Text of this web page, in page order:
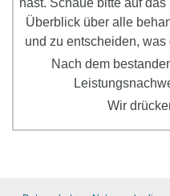
Überblick über alle
und zu entscheiden,
Nach dem
Wir